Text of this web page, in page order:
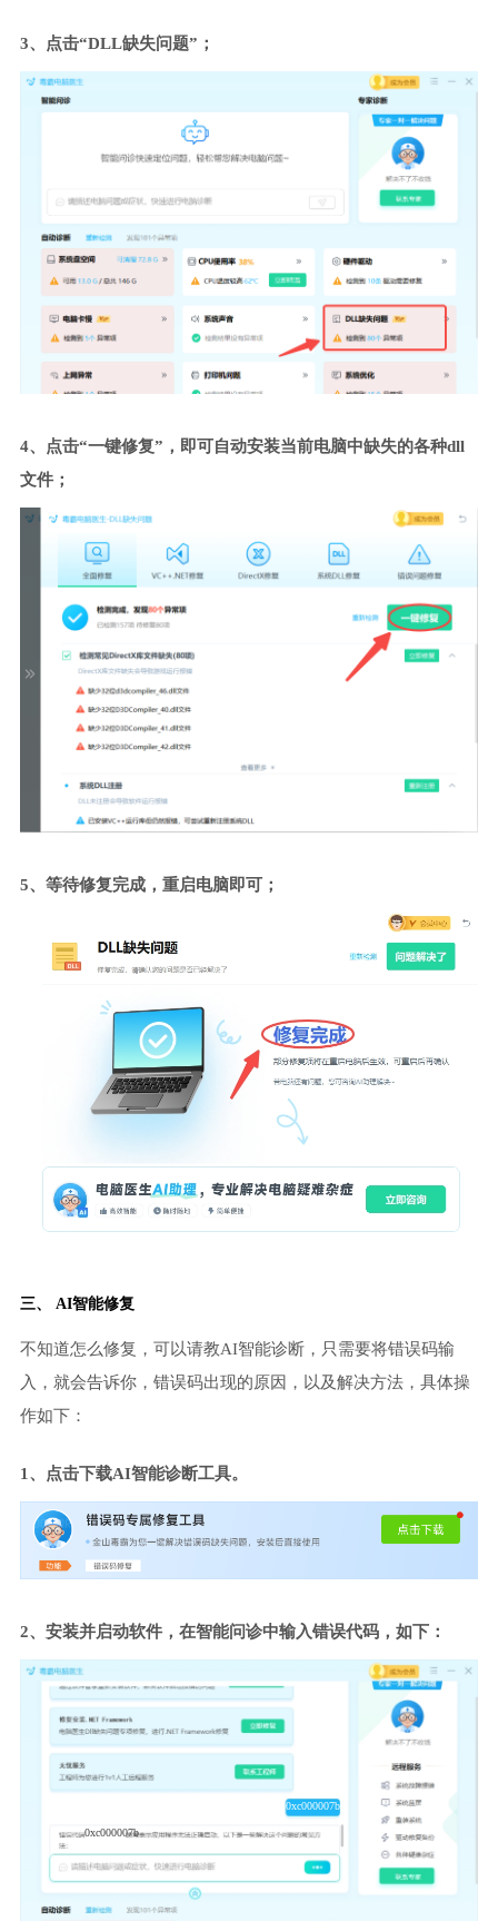
3、点击“DLL缺失问题”；
4、点击“一键修复”，即可自动安装当前电脑中缺失的各种dll
文件；
5、等待修复完成，重启电脑即可；
三、 AI智能修复
不知道怎么修复，可以请教AI智能诊断，只需要将错误码输
入，就会告诉你，错误码出现的原因，以及解决方法，具体操
作如下：
1、点击下载AI智能诊断工具。
2、安装并启动软件，在智能问诊中输入错误代码，如下：
0xc000007b
0xc000007b